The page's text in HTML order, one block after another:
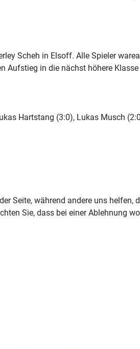
Scheh in Elsoff. Alle Spieler
Aufstieg in die nächst höhere
Hartstang (3:0), Lukas Musch
Seite, während andere uns
Sie, dass bei einer Ablehnung